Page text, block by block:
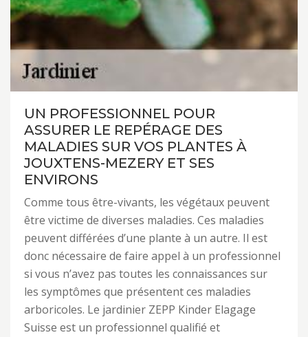
UN PROFESSIONNEL POUR
ASSURER LE REPÉRAGE DES
MALADIES SUR VOS PLANTES À
JOUXTENS-MEZERY ET SES
ENVIRONS
Comme tous être-vivants, les végétaux peuvent
être victime de diverses maladies. Ces maladies
peuvent différées d’une plante à un autre. Il est
donc nécessaire de faire appel à un professionnel
si vous n’avez pas toutes les connaissances sur
les symptômes que présentent ces maladies
arboricoles. Le jardinier ZEPP Kinder Elagage
Suisse est un professionnel qualifié et